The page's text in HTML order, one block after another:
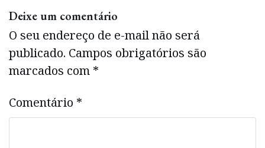
Deixe um comentário
O seu endereço de e-mail não será
publicado. Campos obrigatórios são
marcados com *
Comentário *